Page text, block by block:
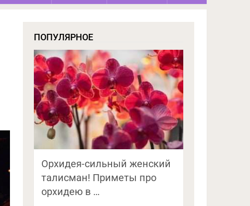
ПОПУЛЯРНОЕ
Орхидея-сильный женский
талисман! Приметы про
орхидею в …